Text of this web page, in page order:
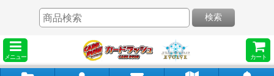
メニュー カート
検索